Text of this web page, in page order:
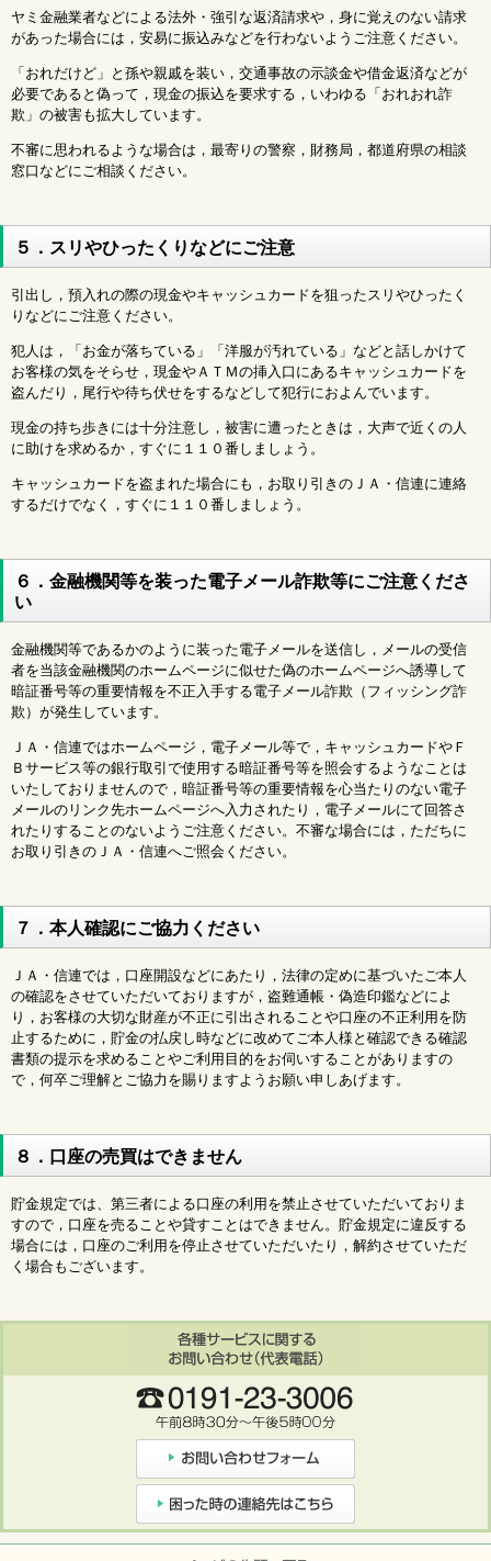
ヤミ金融業者などによる法外・強引な返済請求や，身に覚えのない請求
があった場合には，安易に振込みなどを行わないようご注意ください。
「おれだけど」と孫や親戚を装い，交通事故の示談金や借金返済などが
必要であると偽って，現金の振込を要求する，いわゆる「おれおれ詐
欺」の被害も拡大しています。
不審に思われるような場合は，最寄りの警察，財務局，都道府県の相談
窓口などにご相談ください。
５．スリやひったくりなどにご注意
引出し，預入れの際の現金やキャッシュカードを狙ったスリやひったく
りなどにご注意ください。
犯人は，「お金が落ちている」「洋服が汚れている」などと話しかけて
お客様の気をそらせ，現金やＡＴＭの挿入口にあるキャッシュカードを
盗んだり，尾行や待ち伏せをするなどして犯行におよんでいます。
現金の持ち歩きには十分注意し，被害に遭ったときは，大声で近くの人
に助けを求めるか，すぐに１１０番しましょう。
キャッシュカードを盗まれた場合にも，お取り引きのＪＡ・信連に連絡
するだけでなく，すぐに１１０番しましょう。
６．金融機関等を装った電子メール詐欺等にご注意くださ
い
金融機関等であるかのように装った電子メールを送信し，メールの受信
者を当該金融機関のホームページに似せた偽のホームページへ誘導して
暗証番号等の重要情報を不正入手する電子メール詐欺（フィッシング詐
欺）が発生しています。
ＪＡ・信連ではホームページ，電子メール等で，キャッシュカードやＦ
Ｂサービス等の銀行取引で使用する暗証番号等を照会するようなことは
いたしておりませんので，暗証番号等の重要情報を心当たりのない電子
メールのリンク先ホームページへ入力されたり，電子メールにて回答さ
れたりすることのないようご注意ください。不審な場合には，ただちに
お取り引きのＪＡ・信連へご照会ください。
７．本人確認にご協力ください
ＪＡ・信連では，口座開設などにあたり，法律の定めに基づいたご本人
の確認をさせていただいておりますが，盗難通帳・偽造印鑑などによ
り，お客様の大切な財産が不正に引出されることや口座の不正利用を防
止するために，貯金の払戻し時などに改めてご本人様と確認できる確認
書類の提示を求めることやご利用目的をお伺いすることがありますの
で，何卒ご理解とご協力を賜りますようお願い申しあげます。
８．口座の売買はできません
貯金規定では、第三者による口座の利用を禁止させていただいておりま
すので，口座を売ることや貸すことはできません。貯金規定に違反する
場合には，口座のご利用を停止させていただいたり，解約させていただ
く場合もございます。